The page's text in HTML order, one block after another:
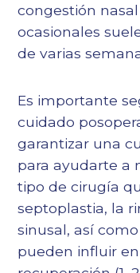
congestión
ocasionales
de varias
Es importante
cuidado
garantizar una
para ayudarte a
tipo de cirugía
septoplastia, la
sinusal, así
pueden influir